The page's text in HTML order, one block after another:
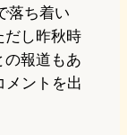
落ち着い
だし昨秋時
の報道もあ
メントを出